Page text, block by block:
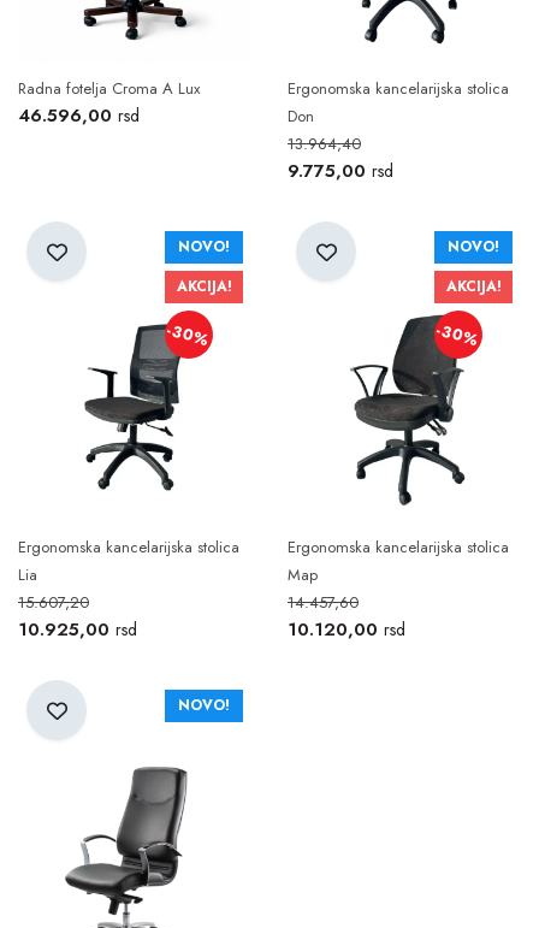
Radna fotelja Croma A Lux
46.596,00 rsd
Ergonomska kancelarijska stolica
Don
13.964,40
9.775,00 rsd
NOVO!
AKCIJA!
-30%
Ergonomska kancelarijska stolica
Lia
15.607,20
10.925,00 rsd
NOVO!
AKCIJA!
-30%
Ergonomska kancelarijska stolica
Map
14.457,60
10.120,00 rsd
NOVO!